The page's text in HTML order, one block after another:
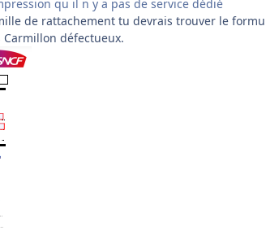
qu il n y a pas de service dédié
de rattachement tu devrais trouver le
défectueux.